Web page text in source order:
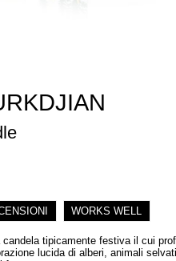
WORKS WELL
tipicamente festiva il cui
lucida di alberi, animali